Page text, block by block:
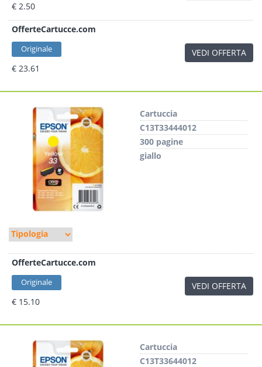
€ 2.50
OfferteCartucce.com
Originale
€ 23.61
VEDI OFFERTA
Cartuccia
C13T33444012
300 pagine
giallo
OfferteCartucce.com
Originale
€ 15.10
VEDI OFFERTA
Cartuccia
C13T33644012